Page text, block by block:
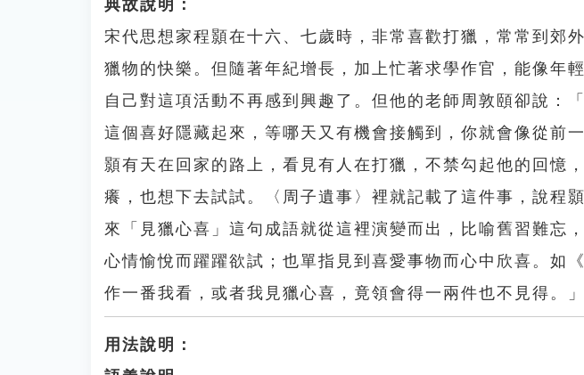
典故說明：
宋代思想家程顥在十六、七歲時，非常喜歡打獵，常常到郊
獵物的快樂。但隨著年紀增長，加上忙著求學作官，能像年
自己對這項活動不再感到興趣了。但他的老師周敦頤卻說：
這個喜好隱藏起來，等哪天又有機會接觸到，你就會像從前
顥有天在回家的路上，看見有人在打獵，不禁勾起他的回憶
癢，也想下去試試。〈周子遺事〉裡就記載了這件事，說程
來「見獵心喜」這句成語就從這裡演變而出，比喻舊習難忘
心情愉悅而躍躍欲試；也單指見到喜愛事物而心中欣喜。如
作一番我看，或者我見獵心喜，竟領會得一兩件也不見得。」
用法說明：